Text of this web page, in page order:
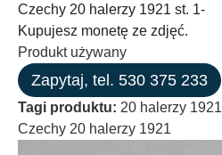
Czechy 20 halerzy 1921 st. 1-
Kupujesz monetę ze zdjęć.
Produkt używany
Zapytaj, tel. 530 375 233
Tagi produktu: 20 halerzy 1921
Czechy 20 halerzy 1921